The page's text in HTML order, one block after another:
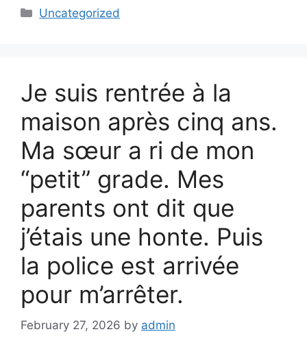
Categories
Uncategorized
Je suis rentrée à la
maison après cinq ans.
Ma sœur a ri de mon
“petit” grade. Mes
parents ont dit que
j’étais une honte. Puis
la police est arrivée
pour m’arrêter.
February 27, 2026 by admin